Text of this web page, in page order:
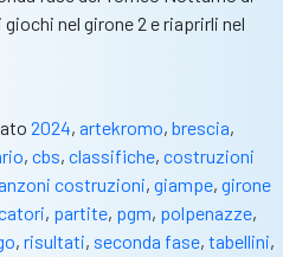
nel girone 2 e riaprirli nel
2024, artekromo, brescia,
, cbs, classifiche, costruzioni
costruzioni, giampe, girone
, partite, pgm, polpenazze,
, risultati, seconda fase, tabellini,